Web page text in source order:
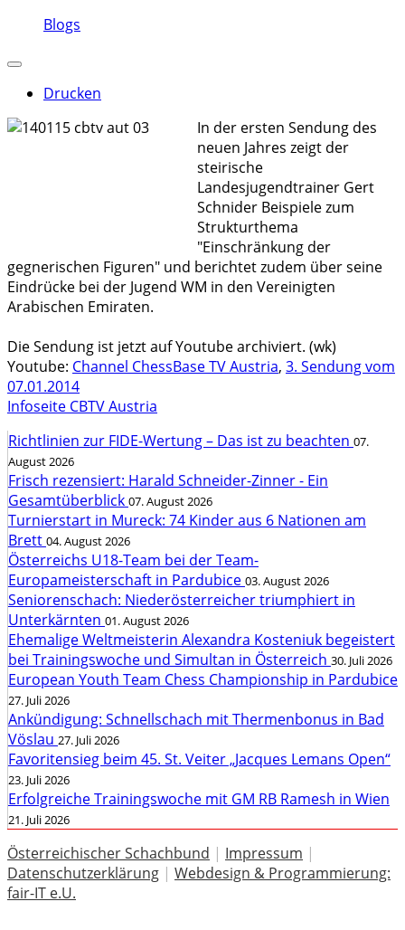
Blogs
Drucken
In der ersten Sendung des
neuen Jahres zeigt der
steirische
Landesjugendtrainer Gert
Schnider Beispiele zum
Strukturthema
"Einschränkung der
gegnerischen Figuren" und berichtet zudem über seine
Eindrücke bei der Jugend WM in den Vereinigten
Arabischen Emiraten.
Die Sendung ist jetzt auf Youtube archiviert. (wk)
Youtube: Channel ChessBase TV Austria, 3. Sendung vom
07.01.2014
Infoseite CBTV Austria
Richtlinien zur FIDE-Wertung – Das ist zu beachten 07.
August 2026
Frisch rezensiert: Harald Schneider-Zinner - Ein
Gesamtüberblick 07. August 2026
Turnierstart in Mureck: 74 Kinder aus 6 Nationen am
Brett 04. August 2026
Österreichs U18-Team bei der Team-
Europameisterschaft in Pardubice 03. August 2026
Seniorenschach: Niederösterreicher triumphiert in
Unterkärnten 01. August 2026
Ehemalige Weltmeisterin Alexandra Kosteniuk begeistert
bei Trainingswoche und Simultan in Österreich 30. Juli 2026
European Youth Team Chess Championship in Pardubice
27. Juli 2026
Ankündigung: Schnellschach mit Thermenbonus in Bad
Vöslau 27. Juli 2026
Favoritensieg beim 45. St. Veiter „Jacques Lemans Open“
23. Juli 2026
Erfolgreiche Trainingswoche mit GM RB Ramesh in Wien
21. Juli 2026
Österreichischer Schachbund | Impressum |
Datenschutzerklärung | Webdesign & Programmierung:
fair-IT e.U.